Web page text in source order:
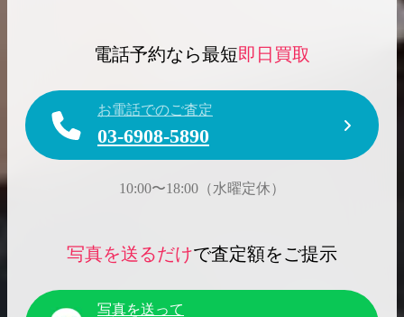
電話予約なら最短即日買取
お電話でのご査定
03-6908-5890
10:00〜18:00（水曜定休）
写真を送るだけで査定額をご提示
写真を送って